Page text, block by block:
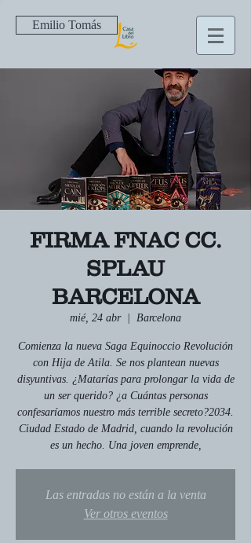
Emilio Tomás
FIRMA FNAC CC.
SPLAU
BARCELONA
mié, 24 abr
  |
Barcelona
Comienza la nueva Saga Equinoccio Revolución
con Hija de Atila. Se nos plantean nuevas
disyuntivas. ¿Matarías para prolongar la vida de
un ser querido? ¿a Cuántas personas
confesaríamos nuestro más terrible secreto?2034.
Ciudad Estado de Madrid, cuando la revolución
es un hecho. Una joven emprende,
Las entradas no están a la venta
Ver otros eventos